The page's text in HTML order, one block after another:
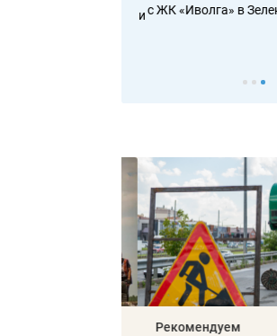
с ЖК «Иволга» в
Рекомендуем